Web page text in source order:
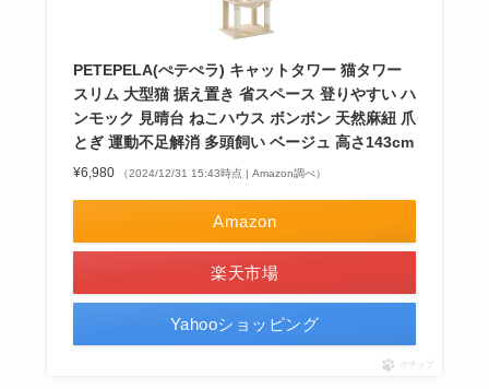
PETEPELA(ぺテぺラ) キャットタワー 猫タワー
スリム 大型猫 据え置き 省スペース 登りやすい ハ
ンモック 見晴台 ねこハウス ボンボン 天然麻紐 爪
とぎ 運動不足解消 多頭飼い ベージュ 高さ143cm
¥6,980 （2024/12/31 15:43時点 | Amazon調べ）
Amazon
楽天市場
Yahooショッピング
ポチップ